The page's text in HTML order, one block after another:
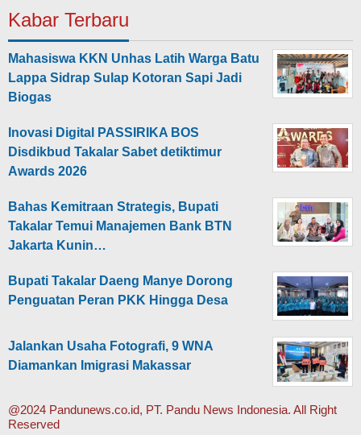
Kabar Terbaru
Mahasiswa KKN Unhas Latih Warga Batu
Lappa Sidrap Sulap Kotoran Sapi Jadi
Biogas
Inovasi Digital PASSIRIKA BOS
Disdikbud Takalar Sabet detiktimur
Awards 2026
Bahas Kemitraan Strategis, Bupati
Takalar Temui Manajemen Bank BTN
Jakarta Kunin…
Bupati Takalar Daeng Manye Dorong
Penguatan Peran PKK Hingga Desa
Jalankan Usaha Fotografi, 9 WNA
Diamankan Imigrasi Makassar
@2024 Pandunews.co.id, PT. Pandu News Indonesia. All Right
Reserved